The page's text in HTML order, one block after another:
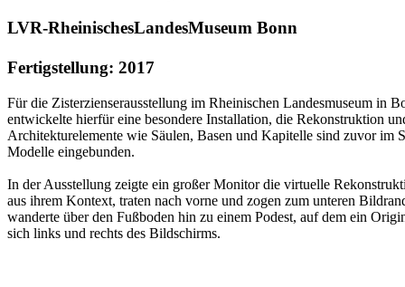
LVR-RheinischesLandesMuseum Bonn
Fertigstellung: 2017
Für die Zisterzienserausstellung im Rheinischen Landesmuseum in
entwickelte hierfür eine besondere Installation, die Rekonstruktion
Architekturelemente wie Säulen, Basen und Kapitelle sind zuvor
Modelle eingebunden.
In der Ausstellung zeigte ein großer Monitor die virtuelle
aus ihrem Kontext, traten nach vorne und zogen zum unteren
wanderte über den Fußboden hin zu einem Podest, auf dem ein
sich links und rechts des Bildschirms.